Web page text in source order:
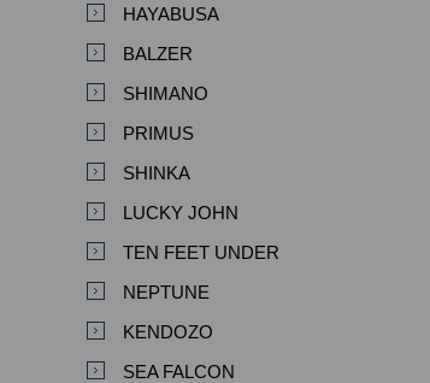
HAYABUSA
BALZER
SHIMANO
PRIMUS
SHINKA
LUCKY JOHN
TEN FEET UNDER
NEPTUNE
KENDOZO
SEA FALCON